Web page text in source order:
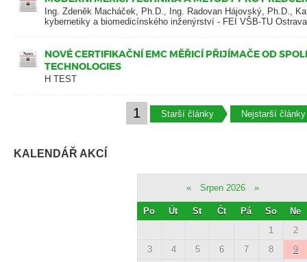
Ing. Zdeněk Macháček, Ph.D., Ing. Radovan Hájovský, Ph.D.,
kybernetiky a biomedicínského inženýrství - FEI VŠB-TU Ostrava
NOVÉ CERTIFIKAČNÍ EMC MĚŘICÍ PŘIJÍMAČE OD
TECHNOLOGIES
H TEST
1 Starší články Nejstarší články
KALENDÁŘ AKCÍ
« Srpen 2026 »
Po Út St Čt Pá So
Ne
1
2
3
4 5 6 7 8
9